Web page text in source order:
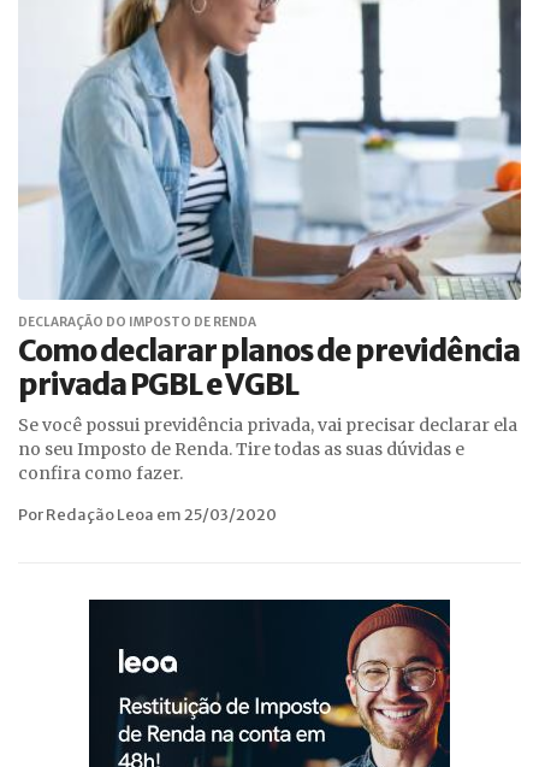
DECLARAÇÃO DO IMPOSTO DE RENDA
Como declarar planos de previdência
privada PGBL e VGBL
Se você possui previdência privada, vai precisar declarar ela
no seu Imposto de Renda. Tire todas as suas dúvidas e
confira como fazer.
Por Redação Leoa em 25/03/2020